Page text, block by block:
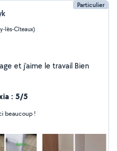
Particulier
lès-Cîteaux)
et j'aime le travail Bien
: 5/5
beaucoup !